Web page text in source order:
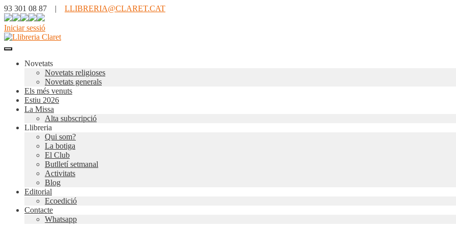
93 301 08 87 | LLIBRERIA@CLARET.CAT
Iniciar sessió
Novetats
Novetats religioses
Novetats generals
Els més venuts
Estiu 2026
La Missa
Alta subscripció
Llibreria
Qui som?
La botiga
El Club
Butlletí setmanal
Activitats
Blog
Editorial
Ecoedició
Contacte
Whatsapp